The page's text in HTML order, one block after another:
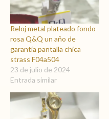
Reloj metal plateado fondo
rosa Q&Q un año de
garantía pantalla chica
strass F04a504
23 de julio de 2024
Entrada similar